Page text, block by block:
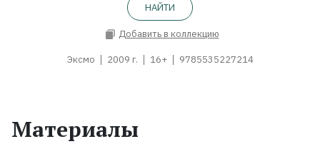
НАЙТИ
Добавить в коллекцию
Эксмо 2009 г. 16+ 9785535227214
Материалы